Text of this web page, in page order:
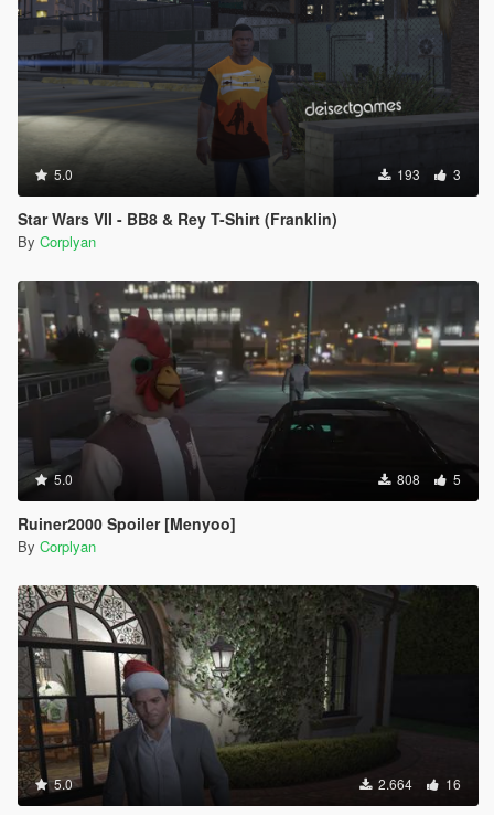
5.0 193 3
Star Wars VII - BB8 & Rey T-Shirt (Franklin)
By Corplyan
5.0 808 5
Ruiner2000 Spoiler [Menyoo]
By Corplyan
5.0 2.664 16